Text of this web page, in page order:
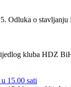
Odluka o
kluba HDZ
15.00 sati